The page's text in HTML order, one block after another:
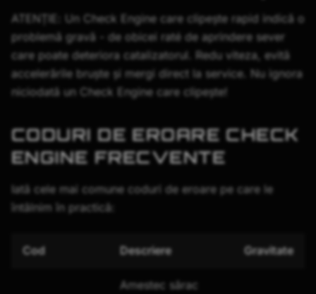
ATENȚIE: Un Check Engine care clipește rapid indică o
problemă gravă - de obicei raté de aprindere sever
care poate deteriora catalizatorul. Redu viteza, evită
accelerările bruște și mergi direct la service. Nu ignora
niciodată un Check Engine care clipește!
CODURI DE EROARE CHECK
ENGINE FRECVENTE
Iată cele mai comune coduri de eroare pe care le
întâlnim în practică:
Cod Descriere Gravitate
Amestec sărac